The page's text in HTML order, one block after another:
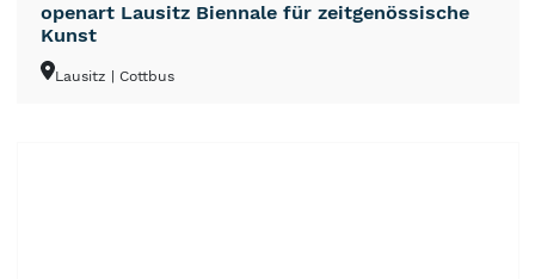
openart Lausitz Biennale für zeitgenössische
Kunst
Lausitz | Cottbus